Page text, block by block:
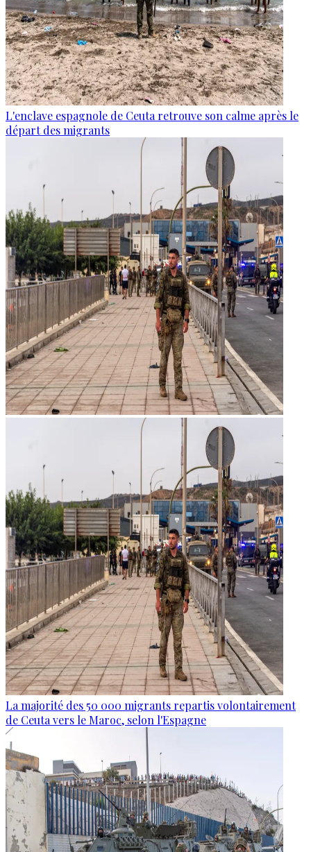
L'enclave espagnole de Ceuta retrouve son calme après le
départ des migrants
La majorité des 50 000 migrants repartis volontairement
de Ceuta vers le Maroc, selon l'Espagne